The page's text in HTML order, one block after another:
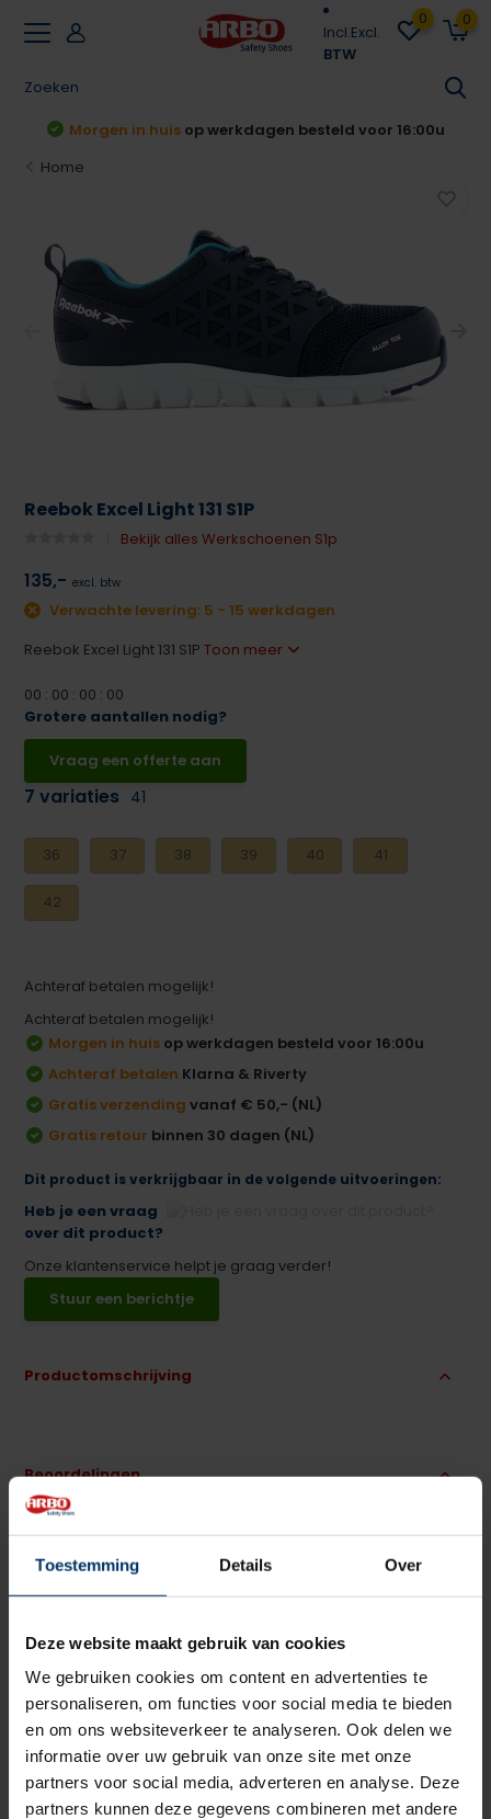
Toestemming Details Over
Deze website maakt gebruik van cookies
We gebruiken cookies om content en advertenties te
personaliseren, om functies voor social media te bieden
en om ons websiteverkeer te analyseren. Ook delen we
informatie over uw gebruik van onze site met onze
partners voor social media, adverteren en analyse. Deze
partners kunnen deze gegevens combineren met andere
Incl.Excl.
BTW
0 0
Morgen in huis op werkdagen besteld voor 16:00u
Home
Reebok Excel Light 131 S1P
Bekijk alles Werkschoenen S1p
135,- excl. btw
Verwachte levering: 5 - 15 werkdagen
Reebok Excel Light 131 S1PToon meer
00 : 00 : 00 : 00
Grotere aantallen nodig?
Vraag een offerte aan
7 variaties 41
36 37 38 39 40 41
42
Achteraf betalen mogelijk!
Achteraf betalen mogelijk!
Morgen in huis op werkdagen besteld voor 16:00u
Achteraf betalen Klarna & Riverty
Gratis verzending vanaf € 50,- (NL)
Gratis retour binnen 30 dagen (NL)
Dit product is verkrijgbaar in de volgende uitvoeringen:
Heb je een vraag
over dit product?
Onze klantenservice helpt je graag verder!
Stuur een berichtje
Productomschrijving
Beoordelingen
Schrijf je eigen review
Er zijn nog geen reviews geschreven over dit product..
Delen